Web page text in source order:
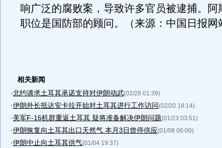
响广泛的腐败案，导致许多官员被逮捕。阿
职位是国防部的顾问。（来源：中国日报网
相关新闻
·北约请求土耳其承诺支持对伊朗动武(02/28 01:39)
·伊朗外长抵达安卡拉开始对土耳其进行工作访问(02/20 18:14)
·美军F-16机群重返土耳其 疑将准备解决伊朗问题(01/23 03:51)
·伊朗恢复向土耳其出口天然气 本月3日曾停供应(01/08 06:00)
·伊朗中止向土耳其供气(01/04 19:37)